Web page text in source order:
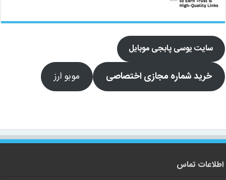
سایت یوسی پابجی موبایل
خرید شماره مجازی اختصاصی موبو ارز
اطلاعات تماس